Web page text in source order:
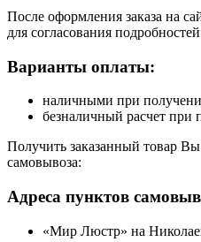
После оформления заказа на
для согласования
Варианты оплаты:
наличными при
безналичный расчет при
Получить заказанный товар
самовывоза:
Адреса пунктов
«Мир Люстр» на